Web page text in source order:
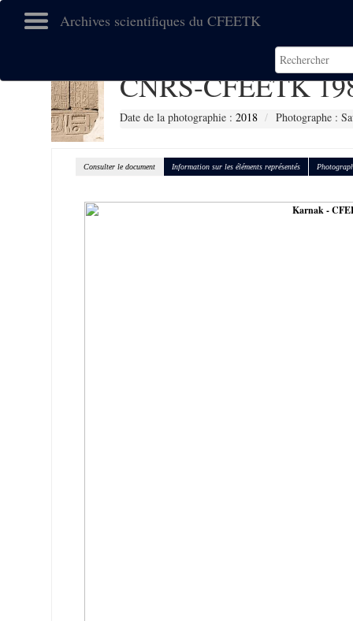
Archives scientifiques du CFEETK
CNRS-CFEETK
Date de la photographie : 2018 Photographe :
Consulter le document Information sur les éléments représentés